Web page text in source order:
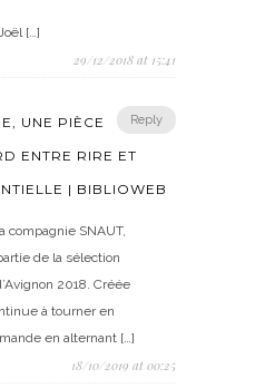
[…]
29/12/2018 at 15:41
Reply
UNE PIÈCE
ENTRE RIRE ET
| BIBLIOWEB
compagnie SNAUT,
de la sélection
2018. Créée
à tourner en
en alternant […]
18/10/2019 at 00:25